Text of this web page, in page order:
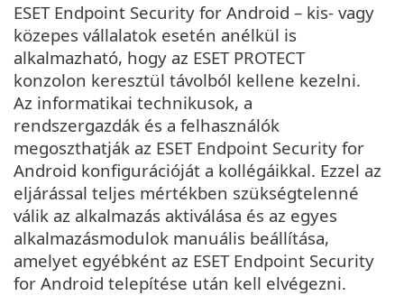
ESET Endpoint Security for Android – kis- vagy
közepes vállalatok esetén anélkül is
alkalmazható, hogy az ESET PROTECT
konzolon keresztül távolból kellene kezelni.
Az informatikai technikusok, a
rendszergazdák és a felhasználók
megoszthatják az ESET Endpoint Security for
Android konfigurációját a kollégáikkal. Ezzel az
eljárással teljes mértékben szükségtelenné
válik az alkalmazás aktiválása és az egyes
alkalmazásmodulok manuális beállítása,
amelyet egyébként az ESET Endpoint Security
for Android telepítése után kell elvégezni.